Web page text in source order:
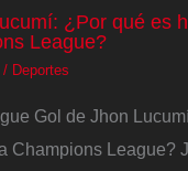
¿Por qué es
League?
/ Deportes
Gol de Jhon
Champions League?